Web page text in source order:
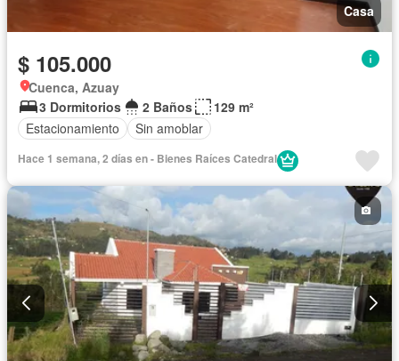
Casa
$ 105.000
Cuenca, Azuay
3 Dormitorios
2 Baños
129 m²
Estacionamiento
Sin amoblar
Hace 1 semana, 2 días en - Bienes Raíces Catedral